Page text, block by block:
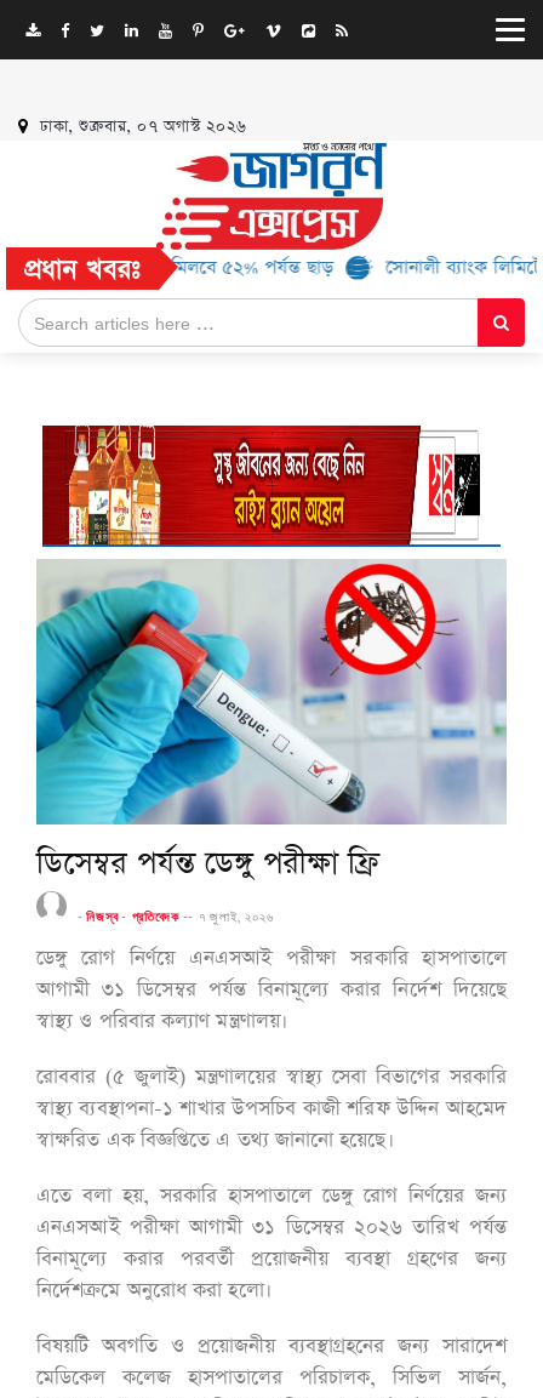
ঢাকা, শুক্রবার, ০৭ অগাস্ট ২০২৬
প্রধান খবরঃ
১৬ ব্র্যান্ড, মিলবে ৫২% পর্যন্ত ছাড় সোনালী ব্যাংক লিমিটেড-এর
ডিসেম্বর পর্যন্ত ডেঙ্গু পরীক্ষা ফ্রি
-নিজস্ব- প্রতিবেদক-- ৭ জুলাই, ২০২৬
ডেঙ্গু রোগ নির্ণয়ে এনএসআই পরীক্ষা সরকারি হাসপাতালে
আগামী ৩১ ডিসেম্বর পর্যন্ত বিনামূল্যে করার নির্দেশ দিয়েছে
স্বাস্থ্য ও পরিবার কল্যাণ মন্ত্রণালয়।
রোববার (৫ জুলাই) মন্ত্রণালয়ের স্বাস্থ্য সেবা বিভাগের সরকারি
স্বাস্থ্য ব্যবস্থাপনা-১ শাখার উপসচিব কাজী শরিফ উদ্দিন আহমেদ
স্বাক্ষরিত এক বিজ্ঞপ্তিতে এ তথ্য জানানো হয়েছে।
এতে বলা হয়, সরকারি হাসপাতালে ডেঙ্গু রোগ নির্ণয়ের জন্য
এনএসআই পরীক্ষা আগামী ৩১ ডিসেম্বর ২০২৬ তারিখ পর্যন্ত
বিনামূল্যে করার পরবর্তী প্রয়োজনীয় ব্যবস্থা গ্রহণের জন্য
নির্দেশক্রমে অনুরোধ করা হলো।
বিষয়টি অবগতি ও প্রয়োজনীয় ব্যবস্থাগ্রহনের জন্য সারাদেশ
মেডিকেল কলেজ হাসপাতালের পরিচালক, সিভিল সার্জন,